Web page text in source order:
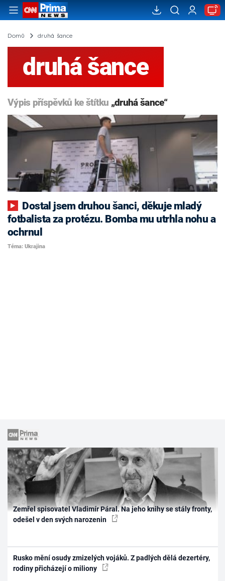
Domů druhá šance
druhá šance
Výpis příspěvků ke štítku „druhá šance“
fotbalista za protézu. Bomba mu utrhla nohu a
ochrnul
Téma: Ukrajina
Zemřel spisovatel Vladimír Páral. Na jeho knihy se stály fronty,
odešel v den svých narozenin
Rusko mění osudy zmizelých vojáků. Z padlých dělá dezertéry,
rodiny přicházejí o miliony